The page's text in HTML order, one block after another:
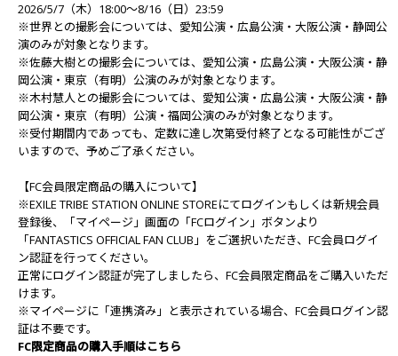
2026/5/7（木）18:00～8/16（日）23:59
※世界との撮影会については、愛知公演・広島公演・大阪公演・静岡公
演のみが対象となります。
※佐藤大樹との撮影会については、愛知公演・広島公演・大阪公演・静
岡公演・東京（有明）公演のみが対象となります。
※木村慧人との撮影会については、愛知公演・広島公演・大阪公演・静
岡公演・東京（有明）公演・福岡公演のみが対象となります。
※受付期間内であっても、定数に達し次第受付終了となる可能性がござ
いますので、予めご了承ください。
【FC会員限定商品の購入について】
※EXILE TRIBE STATION ONLINE STOREにてログインもしくは新規会員
登録後、「マイページ」画面の「FCログイン」ボタンより
「FANTASTICS OFFICIAL FAN CLUB」をご選択いただき、FC会員ログイ
ン認証を行ってください。
正常にログイン認証が完了しましたら、FC会員限定商品をご購入いただ
けます。
※マイページに「連携済み」と表示されている場合、FC会員ログイン認
証は不要です。
FC限定商品の購入手順はこちら